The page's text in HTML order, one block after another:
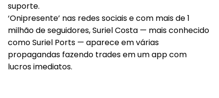
suporte.
‘Onipresente’ nas redes sociais e com mais de 1
milhão de seguidores, Suriel Costa — mais conhecido
como Suriel Ports — aparece em várias
propagandas fazendo trades em um app com
lucros imediatos.